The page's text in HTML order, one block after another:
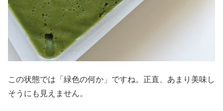
この状態では「緑色の何か」ですね。正直、あまり美味し
そうにも見えません。